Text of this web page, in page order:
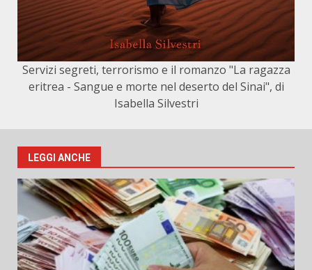
Servizi segreti, terrorismo e il romanzo "La ragazza
eritrea - Sangue e morte nel deserto del Sinai", di
Isabella Silvestri
LEGGI ANCHE